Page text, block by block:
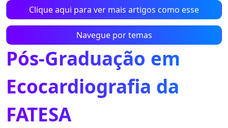
Clique aqui para ver mais artigos como esse
Navegue por temas
Pós-Graduação em
Ecocardiografia da
FATESA